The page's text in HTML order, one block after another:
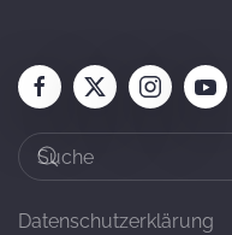
Datenschutzerklärung